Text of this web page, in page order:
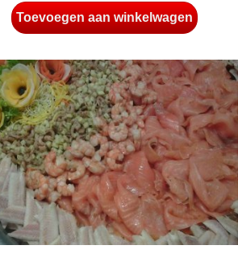
Toevoegen aan winkelwagen